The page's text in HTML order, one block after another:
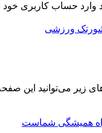
وارد حساب کاربری
ورزشی
زیر می‌توانید این